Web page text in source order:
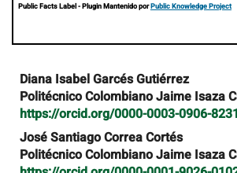
Public Facts Label- Plugin Mantenido porPublic Knowledge Project
Contenido
principal
del
artículo
Diana Isabel Garcés Gutiérrez
Politécnico Colombiano Jaime Isaza
https://orcid.org/0000-0003-0906-8231
José Santiago Correa Cortés
Politécnico Colombiano Jaime Isaza